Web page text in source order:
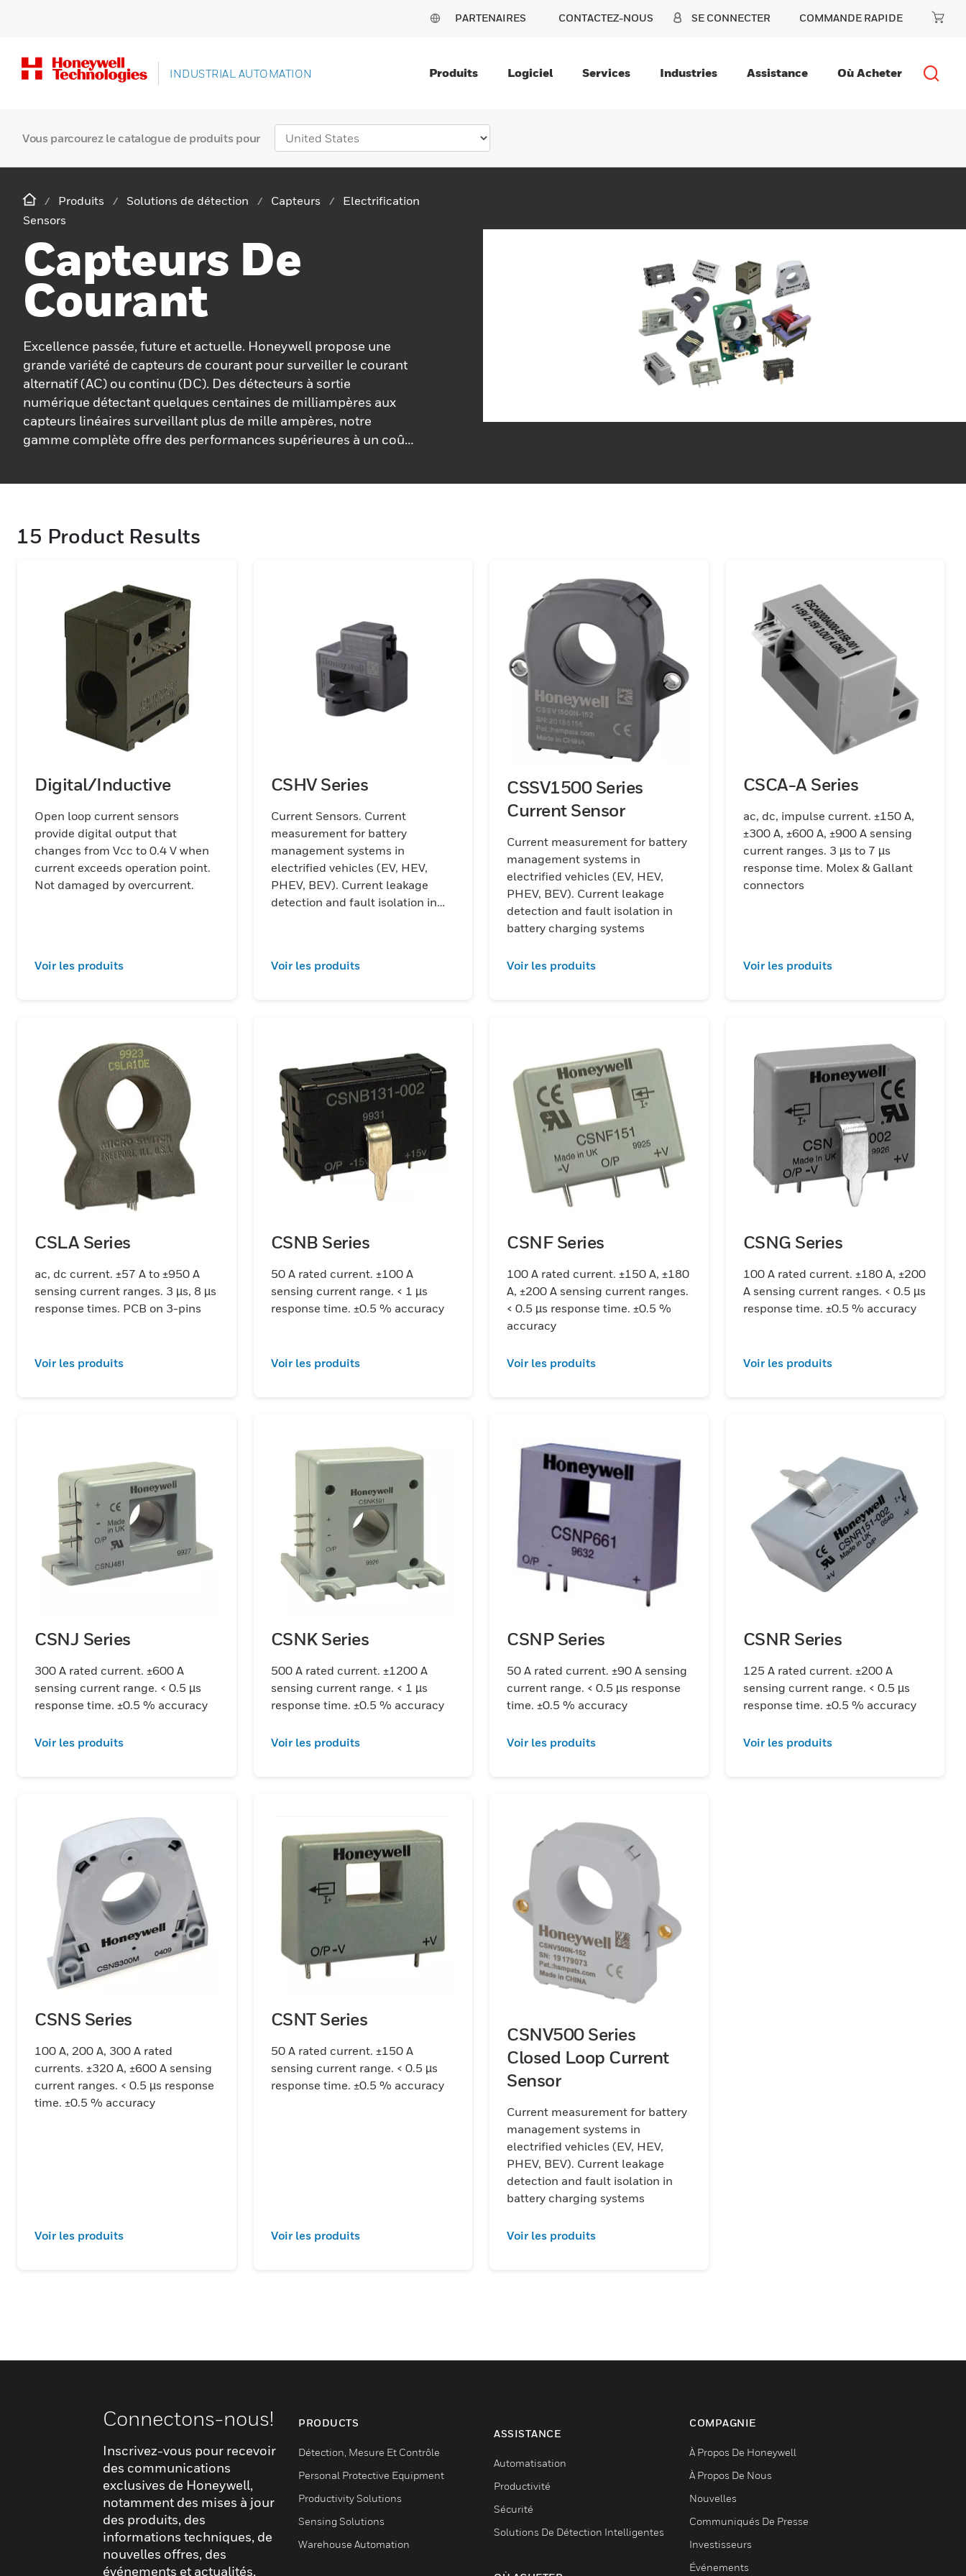
PARTENAIRES CONTACTEZ-NOUS SE CONNECTER COMMANDE RAPIDE
INDUSTRIAL AUTOMATION Produits Logiciel Services Industries Assistance Où Acheter
Vous parcourez le catalogue de produits pour
Produits Solutions de détection Capteurs
Electrification
Sensors
Capteurs De
Courant
Excellence passée, future et actuelle. Honeywell propose une
grande variété de capteurs de courant pour surveiller le courant
alternatif (AC) ou continu (DC). Des détecteurs à sortie
numérique détectant quelques centaines de milliampères aux
capteurs linéaires surveillant plus de mille ampères, notre
gamme complète offre des performances supérieures à un coût
minimale Fiabilité améliorée avec performances réglables et
15 Product Results
Digital/Inductive
Open loop current sensors
provide digital output that
changes from Vcc to 0.4 V when
current exceeds operation point.
Not damaged by overcurrent.
Voir les produits
CSHV Series
Current Sensors. Current
measurement for battery
management systems in
electrified vehicles (EV, HEV,
PHEV, BEV). Current leakage
detection and fault isolation in
Voir les produits
CSSV1500 Series
Current Sensor
Current measurement for battery
management systems in
electrified vehicles (EV, HEV,
PHEV, BEV). Current leakage
detection and fault isolation in
battery charging systems
Voir les produits
CSCA-A Series
ac, dc, impulse current. ±150 A,
±300 A, ±600 A, ±900 A sensing
current ranges. 3 µs to 7 µs
response time. Molex & Gallant
connectors
Voir les produits
CSLA Series
ac, dc current. ±57 A to ±950 A
sensing current ranges. 3 µs, 8 µs
response times. PCB on 3-pins
Voir les produits
CSNB Series
50 A rated current. ±100 A
sensing current range. < 1 µs
response time. ±0.5 % accuracy
Voir les produits
CSNF Series
100 A rated current. ±150 A, ±180
A, ±200 A sensing current ranges.
< 0.5 µs response time. ±0.5 %
accuracy
Voir les produits
CSNG Series
100 A rated current. ±180 A, ±200
A sensing current ranges. < 0.5 µs
response time. ±0.5 % accuracy
Voir les produits
CSNJ Series
300 A rated current. ±600 A
sensing current range. < 0.5 µs
response time. ±0.5 % accuracy
Voir les produits
CSNK Series
500 A rated current. ±1200 A
sensing current range. < 1 µs
response time. ±0.5 % accuracy
Voir les produits
CSNP Series
50 A rated current. ±90 A sensing
current range. < 0.5 µs response
time. ±0.5 % accuracy
Voir les produits
CSNR Series
125 A rated current. ±200 A
sensing current range. < 0.5 µs
response time. ±0.5 % accuracy
Voir les produits
CSNS Series
100 A, 200 A, 300 A rated
currents. ±320 A, ±600 A sensing
current ranges. < 0.5 µs response
time. ±0.5 % accuracy
Voir les produits
CSNT Series
50 A rated current. ±150 A
sensing current range. < 0.5 µs
response time. ±0.5 % accuracy
Voir les produits
CSNV500 Series
Closed Loop Current
Sensor
Current measurement for battery
management systems in
electrified vehicles (EV, HEV,
PHEV, BEV). Current leakage
detection and fault isolation in
battery charging systems
Voir les produits
Connectons-nous!
Inscrivez-vous pour recevoir
des communications
exclusives de Honeywell,
notamment des mises à jour
des produits, des
informations techniques, de
nouvelles offres, des
événements et actualités,
PRODUCTS
Détection, Mesure Et Contrôle
Personal Protective Equipment
Productivity Solutions
Sensing Solutions
Warehouse Automation
ASSISTANCE
Automatisation
Productivité
Sécurité
Solutions De Détection Intelligentes
COMPAGNIE
À Propos De Honeywell
À Propos De Nous
Nouvelles
Communiqués De Presse
Investisseurs
Événements